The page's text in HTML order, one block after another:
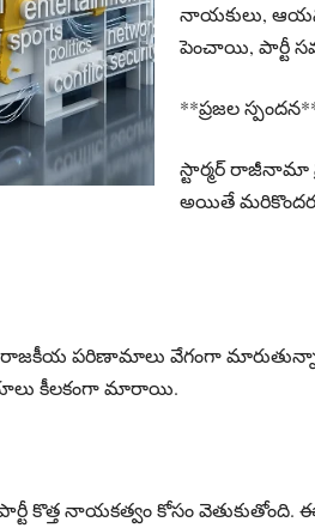
నాయకులు,
పెంచాయి, పార్టీ
**ప్రజల
స్టార్మర్‌ రాజీనామా
అయితే
పరిణామాలు వేగంగా
కీలకంగా మారాయి.
కొత్త నాయకత్వం కోసం వెతుకుతోంది.